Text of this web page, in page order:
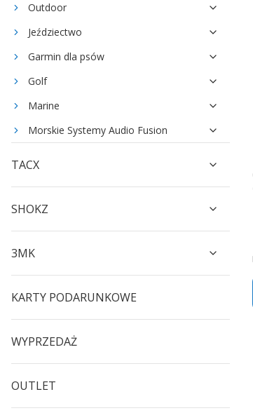
Outdoor
Jeździectwo
Garmin dla psów
Golf
Marine
Morskie Systemy Audio Fusion
TACX
SHOKZ
3MK
KARTY PODARUNKOWE
WYPRZEDAŻ
OUTLET